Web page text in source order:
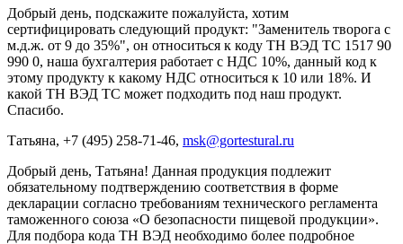
Добрый день, подскажите пожалуйста, хотим
сертифицировать следующий продукт: "Заменитель творога с
м.д.ж. от 9 до 35%", он относиться к коду ТН ВЭД ТС 1517 90
990 0, наша бухгалтерия работает с НДС 10%, данный код к
этому продукту к какому НДС относиться к 10 или 18%. И
какой ТН ВЭД ТС может подходить под наш продукт.
Спасибо.
Татьяна, +7 (495) 258-71-46, msk@gortestural.ru
Добрый день, Татьяна! Данная продукция подлежит
обязательному подтверждению соответствия в форме
декларации согласно требованиям технического регламента
таможенного союза «О безопасности пищевой продукции».
Для подбора кода ТН ВЭД необходимо более подробное